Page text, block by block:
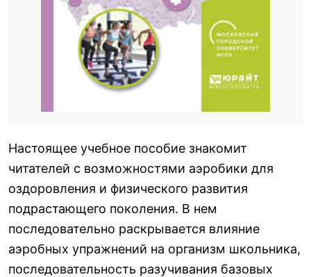
Настоящее учебное пособие знакомит
читателей с возможностями аэробики для
оздоровления и физического развития
подрастающего поколения. В нем
последовательно раскрывается влияние
аэробных упражнений на организм школьника,
последовательность разучивания базовых